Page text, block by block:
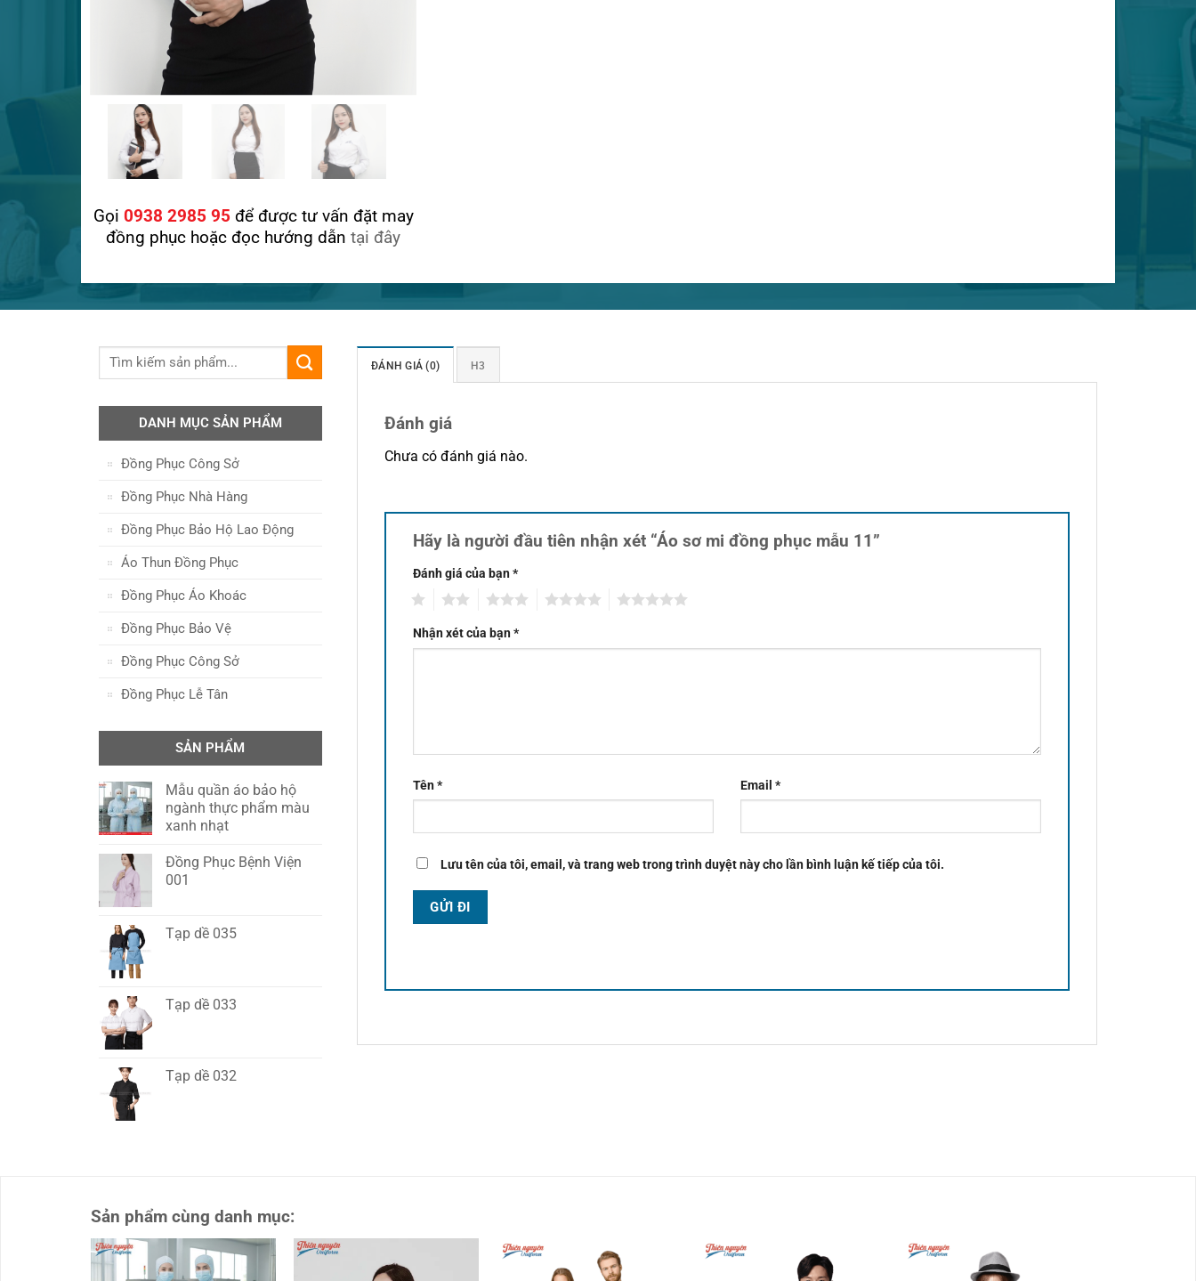
Gọi 0938 2985 95 để được tư vấn đặt may
đồng phục hoặc đọc hướng dẫn tại đây
DANH MỤC SẢN PHẨM
Đồng Phục Công Sở
Đồng Phục Nhà Hàng
Đồng Phục Bảo Hộ Lao Động
Áo Thun Đồng Phục
Đồng Phục Áo Khoác
Đồng Phục Bảo Vệ
Đồng Phục Công Sở
Đồng Phục Lễ Tân
SẢN PHẨM
Mẫu quần áo bảo hộ
ngành thực phẩm màu
xanh nhạt
Đồng Phục Bệnh Viện
001
Tạp dề 035
Tạp dề 033
Tạp dề 032
ĐÁNH GIÁ (0) H3
Đánh giá
Chưa có đánh giá nào.
Hãy là người đầu tiên nhận xét “Áo sơ mi đồng phục mẫu 11”
Đánh giá của bạn*
Nhận xét của bạn*
Tên* Email*
Lưu tên của tôi, email, và trang web trong trình duyệt này cho lần bình luận kế tiếp của tôi.
Sản phẩm cùng danh mục: